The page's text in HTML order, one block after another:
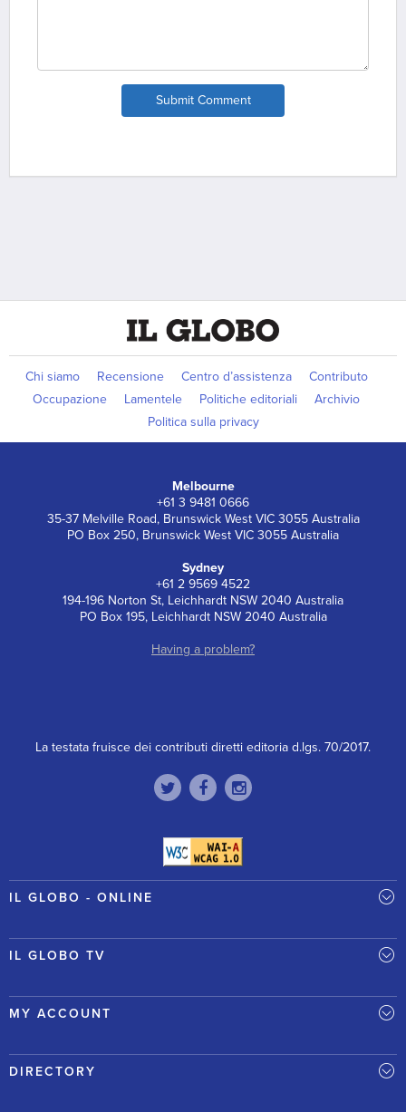
Submit Comment
Chi siamo Recensione Centro d’assistenza
Contributo
Occupazione
Lamentele Politiche editoriali
Archivio
Politica sulla privacy
Melbourne
+61 3 9481 0666
35-37 Melville Road, Brunswick West VIC 3055 Australia
PO Box 250, Brunswick West VIC 3055 Australia
Sydney
+61 2 9569 4522
194-196 Norton St, Leichhardt NSW 2040 Australia
PO Box 195, Leichhardt NSW 2040 Australia
Having a problem?
La testata fruisce dei contributi diretti editoria d.lgs. 70/2017.
IL GLOBO - ONLINE
IL GLOBO TV
MY ACCOUNT
DIRECTORY